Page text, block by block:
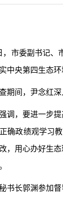
委副书记、市
中央第四生态
间，尹念红深入
，要进一步提
确政绩观学习
，用心办好生
长郭渊参加督